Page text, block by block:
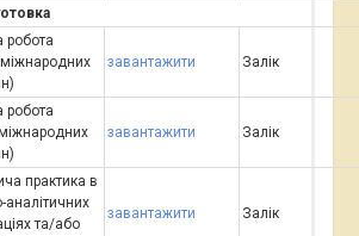
робота
міжнародних
завантажити Залік
робота
завантажити Залік
практика в
аналітичних
та/або
завантажити Залік